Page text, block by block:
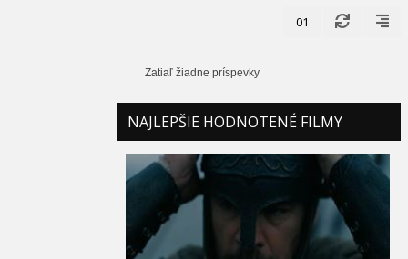
01
Zatiaľ žiadne príspevky
NAJLEPŠIE HODNOTENÉ FILMY